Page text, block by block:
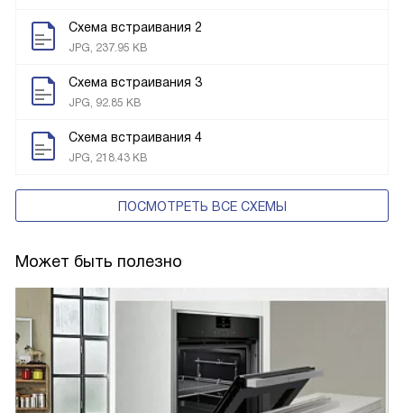
Схема встраивания 2
JPG, 237.95 KB
Схема встраивания 3
JPG, 92.85 KB
Схема встраивания 4
JPG, 218.43 KB
ПОСМОТРЕТЬ ВСЕ СХЕМЫ
Может быть полезно